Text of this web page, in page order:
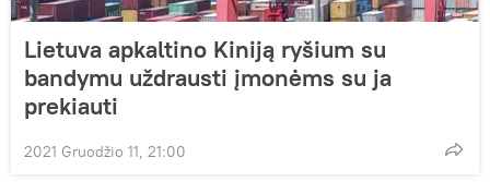
Lietuva apkaltino Kiniją ryšium su
bandymu uždrausti įmonėms su ja
prekiauti
2021 Gruodžio 11, 21:00